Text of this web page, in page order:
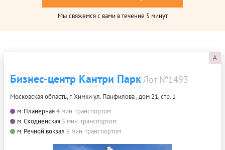
Мы свяжемся с вами в течение 5 минут
A
Бизнес-центр Кантри ПаркЛот №1493
Московская область, г. Химки ул. Панфилова , дом 21, стр. 1
м. Планерная4 мин. транспортом
м. Сходненская 5 мин. транспортом
м. Речной вокзал 6 мин. транспортом